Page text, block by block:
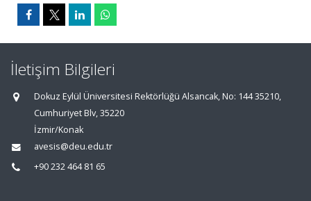
İletişim Bilgileri
Dokuz Eylül Üniversitesi Rektörlüğü Alsancak, No: 144 35210,
Cumhuriyet Blv, 35220
İzmir/Konak
avesis@deu.edu.tr
+90 232 464 81 65